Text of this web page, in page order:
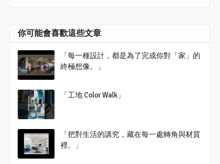
你可能會喜歡這些文章
「每一種設計，都是為了完成你對「家」的
終極想像。」
「工地 Color Walk」
「把對生活的講究，藏在每一處轉角與材質
裡。」